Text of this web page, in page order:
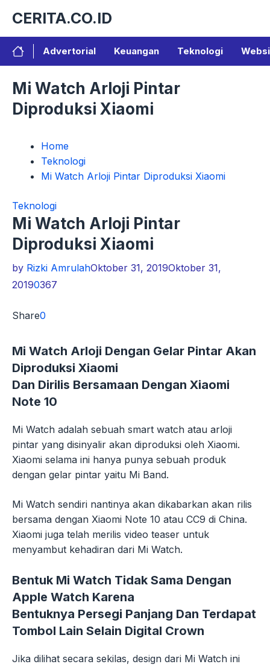
isi
CERITA.CO.ID
Advertorial Keuangan Teknologi
Mi Watch Arloji Pintar
Diproduksi Xiaomi
Home
Teknologi
Mi Watch Arloji Pintar Diproduksi Xiaomi
Teknologi
Mi Watch Arloji Pintar
Diproduksi Xiaomi
by Rizki AmrulahOktober 31, 2019Oktober 31,
20190367
Share0
Mi Watch Arloji Dengan Gelar Pintar Akan
Diproduksi Xiaomi
Dan Dirilis Bersamaan Dengan Xiaomi
Note 10
Mi Watch adalah sebuah smart watch atau arloji
pintar yang disinyalir akan diproduksi oleh Xiaomi.
Xiaomi selama ini hanya punya sebuah produk
dengan gelar pintar yaitu Mi Band.
Mi Watch sendiri nantinya akan dikabarkan akan rilis
bersama dengan Xiaomi Note 10 atau CC9 di China.
Xiaomi juga telah merilis video teaser untuk
menyambut kehadiran dari Mi Watch.
Bentuk Mi Watch Tidak Sama Dengan
Apple Watch Karena
Bentuknya Persegi Panjang Dan Terdapat
Tombol Lain Selain Digital Crown
Jika dilihat secara sekilas, design dari Mi Watch ini